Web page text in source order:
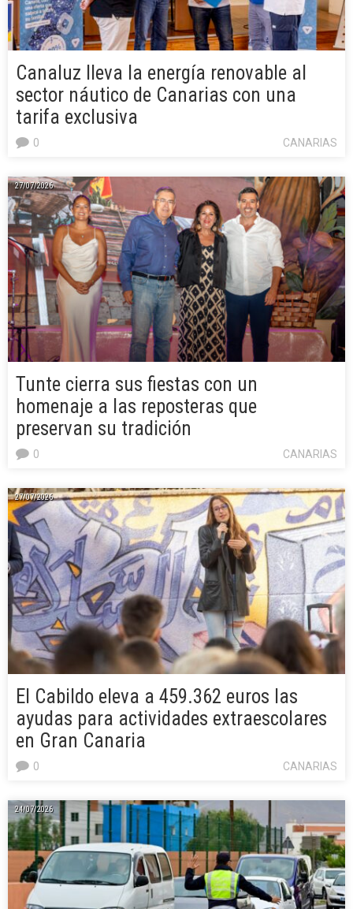
Canaluz lleva la energía renovable al
sector náutico de Canarias con una
tarifa exclusiva
CANARIAS
0
27/07/2026
Tunte cierra sus fiestas con un
homenaje a las reposteras que
preservan su tradición
CANARIAS
0
27/07/2026
El Cabildo eleva a 459.362 euros las
ayudas para actividades extraescolares
en Gran Canaria
CANARIAS
0
24/07/2026